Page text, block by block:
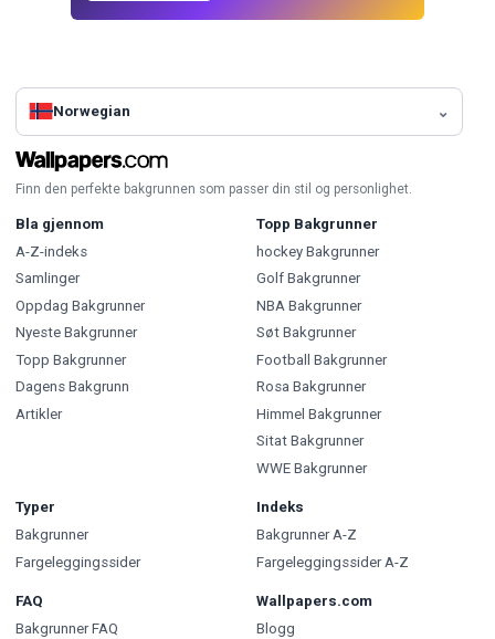
Norwegian
Finn den perfekte bakgrunnen som passer din stil og personlighet.
Bla gjennom
A-Z-indeks
Samlinger
Oppdag Bakgrunner
Nyeste Bakgrunner
Topp Bakgrunner
Dagens Bakgrunn
Artikler
Topp Bakgrunner
hockey Bakgrunner
Golf Bakgrunner
NBA Bakgrunner
Søt Bakgrunner
Football Bakgrunner
Rosa Bakgrunner
Himmel Bakgrunner
Sitat Bakgrunner
WWE Bakgrunner
Typer
Bakgrunner
Fargeleggingssider
Indeks
Bakgrunner A-Z
Fargeleggingssider A-Z
FAQ
Bakgrunner FAQ
Wallpapers.com
Blogg